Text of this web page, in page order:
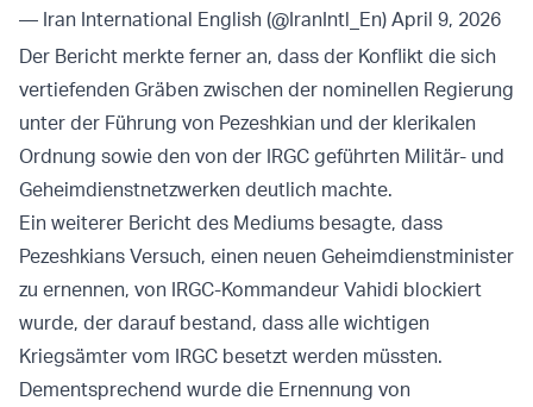
— Iran International English (@IranIntl_En) April 9, 2026
Der Bericht merkte ferner an, dass der Konflikt die sich
vertiefenden Gräben zwischen der nominellen Regierung
unter der Führung von Pezeshkian und der klerikalen
Ordnung sowie den von der IRGC geführten Militär- und
Geheimdienstnetzwerken deutlich machte.
Ein weiterer Bericht des Mediums besagte, dass
Pezeshkians Versuch, einen neuen Geheimdienstminister
zu ernennen, von IRGC-Kommandeur Vahidi blockiert
wurde, der darauf bestand, dass alle wichtigen
Kriegsämter vom IRGC besetzt werden müssten.
Dementsprechend wurde die Ernennung von